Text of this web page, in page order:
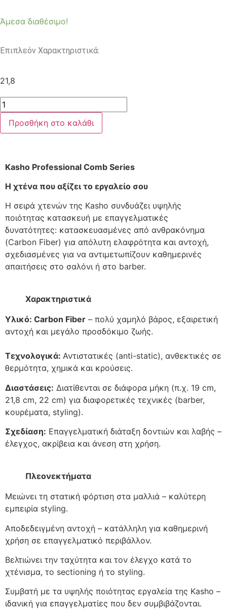
Άμεσα διαθέσιμο!
Επιπλεόν Χαρακτηριστικά:
21,8
Προσθήκη στο καλάθι
Kasho Professional Comb Series
Η χτένα που αξίζει το εργαλείο σου
Η σειρά χτενών της Kasho συνδυάζει υψηλής
ποιότητας κατασκευή με επαγγελματικές
δυνατότητες: κατασκευασμένες από ανθρακόνημα
(Carbon Fiber) για απόλυτη ελαφρότητα και αντοχή,
σχεδιασμένες για να αντιμετωπίζουν καθημερινές
απαιτήσεις στο σαλόνι ή στο barber.
Χαρακτηριστικά
Υλικό: Carbon Fiber – πολύ χαμηλό βάρος, εξαιρετική
αντοχή και μεγάλο προσδόκιμο ζωής.
Τεχνολογικά: Αντιστατικές (anti-static), ανθεκτικές σε
θερμότητα, χημικά και κρούσεις.
Διαστάσεις: Διατίθενται σε διάφορα μήκη (π.χ. 19 cm,
21,8 cm, 22 cm) για διαφορετικές τεχνικές (barber,
κουρέματα, styling).
Σχεδίαση: Επαγγελματική διάταξη δοντιών και λαβής –
έλεγχος, ακρίβεια και άνεση στη χρήση.
Πλεονεκτήματα
Μειώνει τη στατική φόρτιση στα μαλλιά – καλύτερη
εμπειρία styling.
Αποδεδειγμένη αντοχή – κατάλληλη για καθημερινή
χρήση σε επαγγελματικό περιβάλλον.
Βελτιώνει την ταχύτητα και τον έλεγχο κατά το
χτένισμα, το sectioning ή το styling.
Συμβατή με τα υψηλής ποιότητας εργαλεία της Kasho –
ιδανική για επαγγελματίες που δεν συμβιβάζονται.